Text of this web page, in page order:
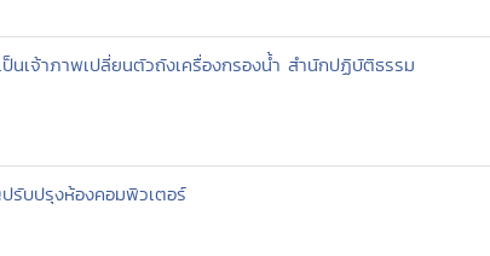
เจ้าภาพเปลี่ยนตัวถังเครื่องกรองน้ำ สำนักปฏิบัติธรรม
บปรุงห้องคอมพิวเตอร์